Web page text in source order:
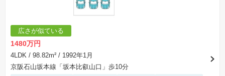
広さが似ている
1480万円
4LDK / 98.82m² / 1992年1月
京阪石山坂本線「坂本比叡山口」歩10分